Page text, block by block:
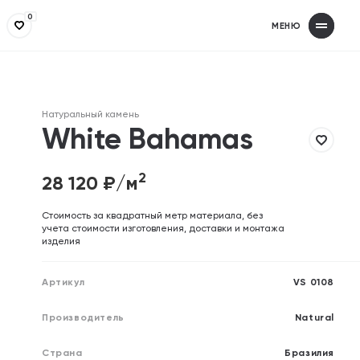
0
МЕНЮ
Натуральный камень
White Bahamas
28 120 ₽/м2
Cтоимость за квадратный метр материала, без
учета стоимости изготовления, доставки и монтажа
изделия
Артикул VS 0108
Производитель Natural
Страна Бразилия